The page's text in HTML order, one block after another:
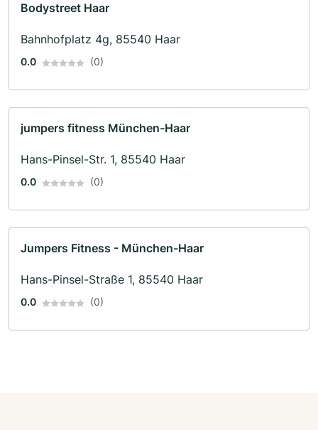
Bodystreet Haar
Bahnhofplatz 4g, 85540 Haar
0.0 (0)
jumpers fitness München-Haar
Hans-Pinsel-Str. 1, 85540 Haar
0.0 (0)
Jumpers Fitness - München-Haar
Hans-Pinsel-Straße 1, 85540 Haar
0.0 (0)